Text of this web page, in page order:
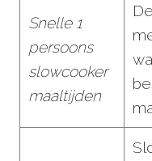
Snelle 1
persoons
slowcooker
maaltijden